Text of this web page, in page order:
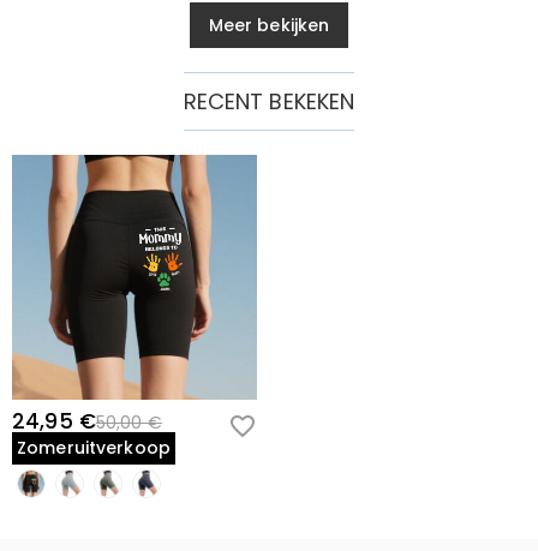
Meer bekijken
RECENT BEKEKEN
24,95 €50,00 €
Zomeruitverkoop